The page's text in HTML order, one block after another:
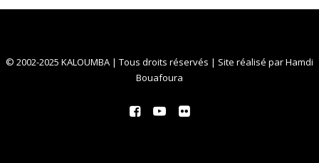
© 2002-2025 KALOUMBA | Tous droits réservés | Site réalisé parHamdi
Bouafoura